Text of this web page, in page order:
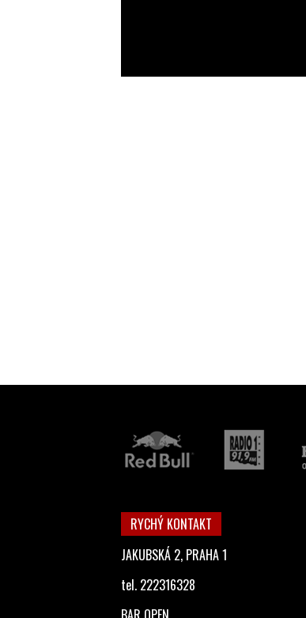
RYCHÝ KONTAKT
JAKUBSKÁ 2, PRAHA 1
tel. 222316328